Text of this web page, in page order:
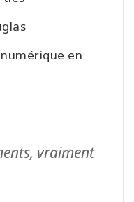
en
vraiment